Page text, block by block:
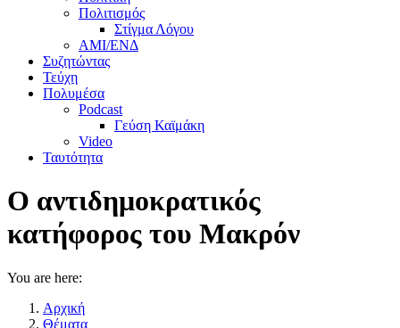
Πολιτισμός
Στίγμα Λόγου
AMI/ΕΝΔ
Συζητώντας
Τεύχη
Πολυμέσα
Podcast
Γεύση Καϊμάκη
Video
Ταυτότητα
Ο αντιδημοκρατικός
κατήφορος του Μακρόν
You are here:
Αρχική
Θέματα